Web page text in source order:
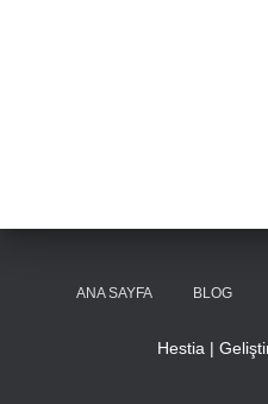
ANA SAYFA BLOG
Hestia |